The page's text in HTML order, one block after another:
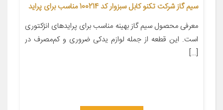
سیم گاز شرکت تکنو کابل سبزوار کد 100214 مناسب برای پراید
معرفی محصول سیم گاز بهینه مناسب برای پرایدهای انژکتوری
است. این قطعه از جمله لوازم یدکی ضروری و کم‌مصرف در
[…]